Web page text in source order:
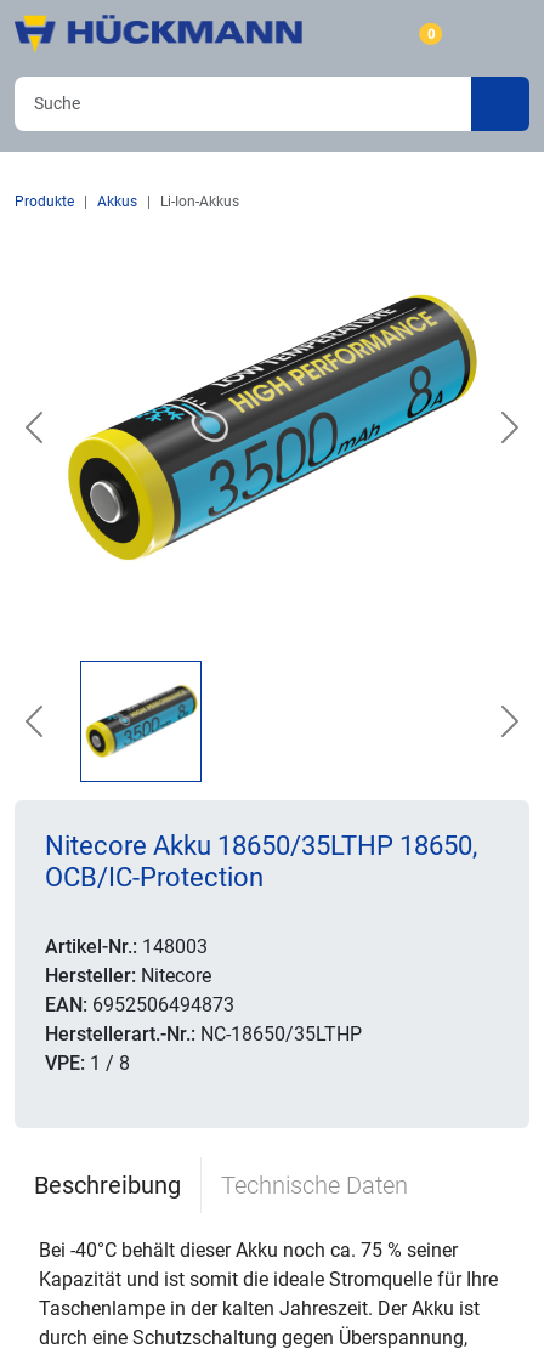
0
Produkte Akkus Li-Ion-Akkus
Previous
Previous
Nitecore Akku 18650/35LTHP 18650,
OCB/IC-Protection
Artikel-Nr.: 148003
Hersteller: Nitecore
EAN: 6952506494873
Herstellerart.-Nr.: NC-18650/35LTHP
VPE: 1 / 8
Beschreibung Technische Daten
Bei -40°C behält dieser Akku noch ca. 75 % seiner
Kapazität und ist somit die ideale Stromquelle für Ihre
Taschenlampe in der kalten Jahreszeit. Der Akku ist
durch eine Schutzschaltung gegen Überspannung,